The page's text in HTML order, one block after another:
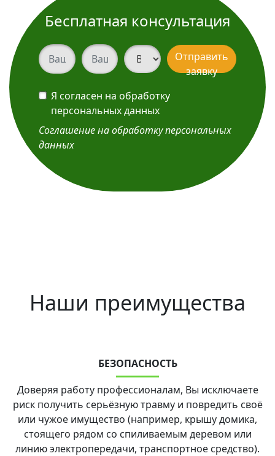
Бесплатная консультация
Ваш телефонВаш телефонВид услугиОтправить
заявку
Я согласен на обработку
персональных данных
Соглашение на обработку персональных
данных
Наши преимущества
БЕЗОПАСНОСТЬ
Доверяя работу профессионалам, Вы исключаете
риск получить серьёзную травму и повредить своё
или чужое имущество (например, крышу домика,
стоящего рядом со спиливаемым деревом или
линию электропередачи, транспортное средство).